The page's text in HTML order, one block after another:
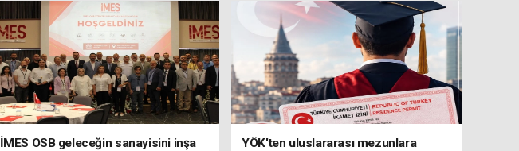
İMES OSB geleceğin sanayisini inşa
YÖK'ten uluslararası mezunlara